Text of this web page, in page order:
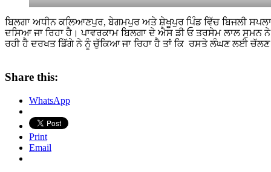
ਬਿਲਗਾ ਅਧੀਨ ਕਲਿਆਣਪੁਰ, ਬੇਗਮਪੁਰ ਅਤੇ ਸ਼ੇਖੂਪੁਰ ਪਿੰਡ ਵਿੱਚ ਬਿਜਲੀ
ਦਸਿਆ ਜਾ ਰਿਹਾ ਹੈ। ਪਾਵਰਕਾਮ ਬਿਲਗਾ ਦੇ ਐਸ ਡੀ ਓ ਤਰਸੇਮ ਲਾਲ
ਰਹੀ ਹੈ ਦਰਖਤ ਡਿੱਗੇ ਨੇ ਨੂੰ ਚੁੱਕਿਆ ਜਾ ਰਿਹਾ ਹੈ ਤਾਂ ਕਿ ਰਸਤੇ ਲੰਘਣ ਲਈ
Share this:
WhatsApp
Print
Email